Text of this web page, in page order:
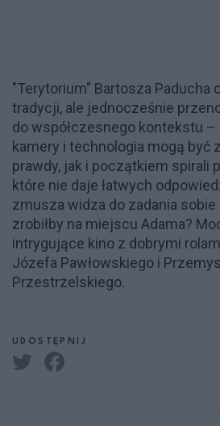
"Terytorium" Bartosza Paducha
tradycji, ale jednocześnie
do współczesnego kontekstu
kamery i technologia mogą być
prawdy, jak i początkiem spirali
które nie daje łatwych
zmusza widza do zadania sobie
zrobiłby na miejscu Adama?
intrygujące kino z dobrymi
Józefa Pawłowskiego i
Przestrzelskiego.
UDOSTĘPNIJ